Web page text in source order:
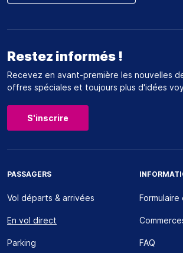
Restez informés !
Recevez en avant-première les nouvelles
offres spéciales et toujours plus d'idées
S'inscrire
PASSAGERS
Vol départs & arrivées
En vol direct
Parking FAQ